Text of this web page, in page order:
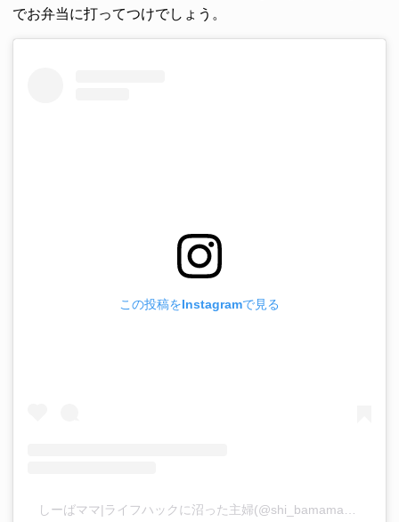
でお弁当に打ってつけでしょう。
この投稿をInstagramで見る